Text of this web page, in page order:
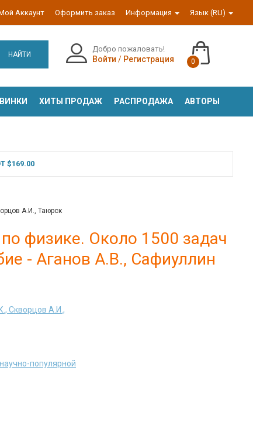
Аккаунт Оформить заказ Информация Язык (RU)
НАЙТИ
Добро пожаловать!
Войти / Регистрация 0
ХИТЫ ПРОДАЖ РАСПРОДАЖА АВТОРЫ
$169.00
А.И., Таюрск
физике. Около 1500 задач
- Аганов А.В., Сафиуллин
Скворцов А.И.,
популярной